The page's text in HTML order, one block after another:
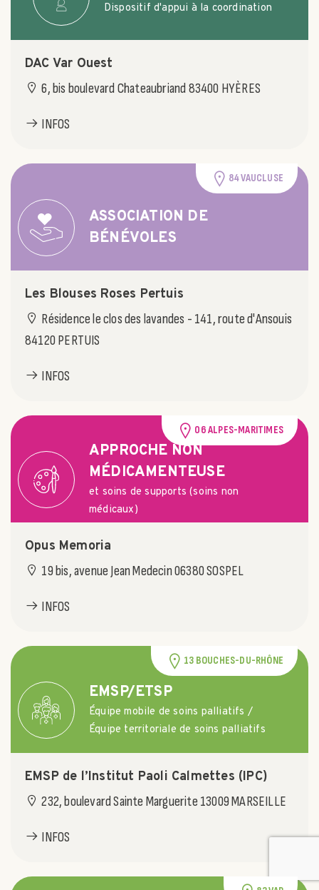
Dispositif d'appui à la coordination
DAC Var Ouest
6, bis boulevard Chateaubriand 83400 HYÈRES
INFOS
ASSOCIATION DE
BÉNÉVOLES
84 VAUCLUSE
Les Blouses Roses Pertuis
Résidence le clos des lavandes - 141, route d'Ansouis
84120 PERTUIS
INFOS
APPROCHE NON
MÉDICAMENTEUSE
et soins de supports (soins non
médicaux)
06 ALPES-MARITIMES
Opus Memoria
19 bis, avenue Jean Medecin 06380 SOSPEL
INFOS
EMSP/ETSP
Équipe mobile de soins palliatifs /
Équipe territoriale de soins palliatifs
13 BOUCHES-DU-RHÔNE
EMSP de l’Institut Paoli Calmettes (IPC)
232, boulevard Sainte Marguerite 13009 MARSEILLE
INFOS